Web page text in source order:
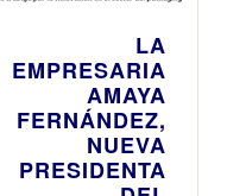
LA
EMPRESARIA
AMAYA
FERNÁNDEZ,
NUEVA
PRESIDENTA